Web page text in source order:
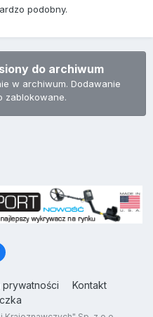
podobny.
do archiwum
w archiwum. Dodawanie
zablokowane.
prywatności
Kontakt